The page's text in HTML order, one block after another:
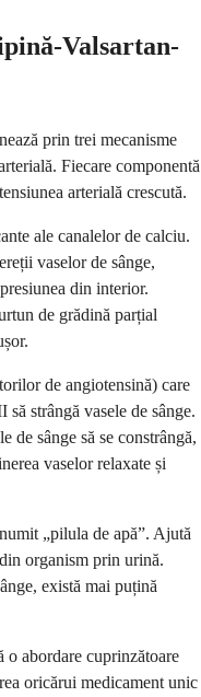
Valsartan-
prin trei mecanisme
Fiecare componentă
arterială crescută.
ale canalelor de calciu.
vaselor de sânge,
din interior.
de grădină parțial
de angiotensină) care
strângă vasele de sânge.
de sânge să se constrângă,
vaselor relaxate și
„pilula de apă”. Ajută
organism prin urină.
există mai puțină
o abordare cuprinzătoare
oricărui medicament unic